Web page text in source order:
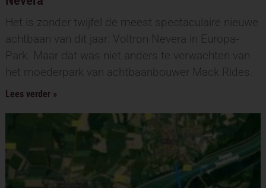
Het is zonder twijfel de meest spectaculaire nieuwe
achtbaan van dit jaar: Voltron Nevera in Europa-
Park. Maar dat was niet anders te verwachten van
het moederpark van achtbaanbouwer Mack Rides.
Lees verder »